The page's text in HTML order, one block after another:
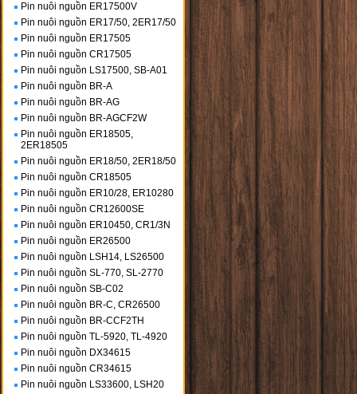
Pin nuôi nguồn ER17500V
Pin nuôi nguồn ER17/50, 2ER17/50
Pin nuôi nguồn ER17505
Pin nuôi nguồn CR17505
Pin nuôi nguồn LS17500, SB-A01
Pin nuôi nguồn BR-A
Pin nuôi nguồn BR-AG
Pin nuôi nguồn BR-AGCF2W
Pin nuôi nguồn ER18505,
2ER18505
Pin nuôi nguồn ER18/50, 2ER18/50
Pin nuôi nguồn CR18505
Pin nuôi nguồn ER10/28, ER10280
Pin nuôi nguồn CR12600SE
Pin nuôi nguồn ER10450, CR1/3N
Pin nuôi nguồn ER26500
Pin nuôi nguồn LSH14, LS26500
Pin nuôi nguồn SL-770, SL-2770
Pin nuôi nguồn SB-C02
Pin nuôi nguồn BR-C, CR26500
Pin nuôi nguồn BR-CCF2TH
Pin nuôi nguồn TL-5920, TL-4920
Pin nuôi nguồn DX34615
Pin nuôi nguồn CR34615
Pin nuôi nguồn LS33600, LSH20